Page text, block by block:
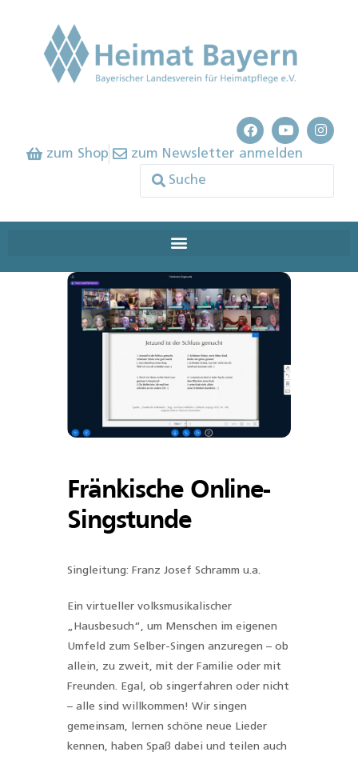
zum Shop zum Newsletter anmelden
Fränkische Online-
Singstunde
Singleitung: Franz Josef Schramm u.a.
Ein virtueller volksmusikalischer
„Hausbesuch“, um Menschen im eigenen
Umfeld zum Selber-Singen anzuregen – ob
allein, zu zweit, mit der Familie oder mit
Freunden. Egal, ob singerfahren oder nicht
– alle sind willkommen! Wir singen
gemeinsam, lernen schöne neue Lieder
kennen, haben Spaß dabei und teilen auch